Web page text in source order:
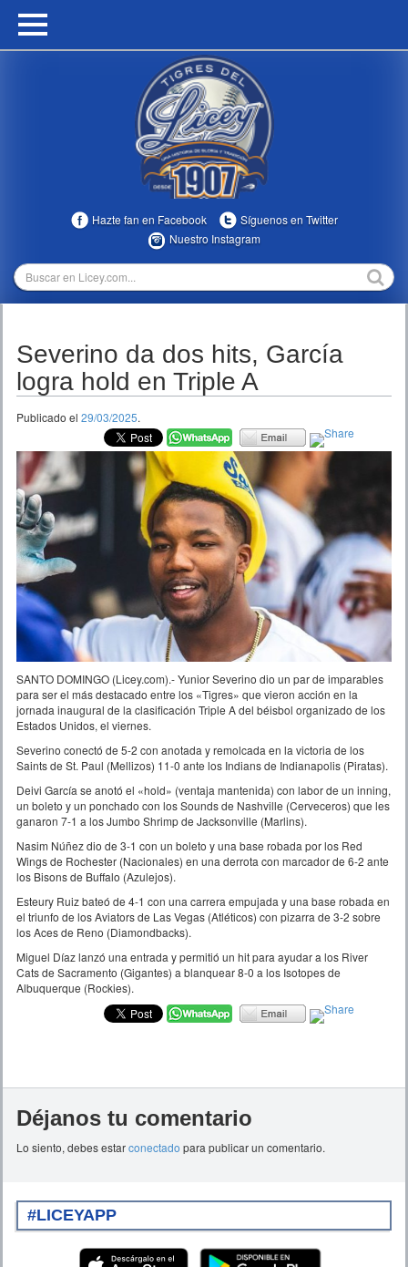
HOME
MULTIMEDIA
TEMPORADAS
Hazte fan en Facebook
Síguenos en Twitter
Nuestro Instagram
Severino da dos hits, García
logra hold en Triple A
Publicado el 29/03/2025.
SANTO DOMINGO (Licey.com).- Yunior Severino dio un par de imparables
para ser el más destacado entre los «Tigres» que vieron acción en la
jornada inaugural de la clasificación Triple A del béisbol organizado de los
Estados Unidos, el viernes.
Severino conectó de 5-2 con anotada y remolcada en la victoria de los
Saints de St. Paul (Mellizos) 11-0 ante los Indians de Indianapolis (Piratas).
Deivi García se anotó el «hold» (ventaja mantenida) con labor de un inning,
un boleto y un ponchado con los Sounds de Nashville (Cerveceros) que les
ganaron 7-1 a los Jumbo Shrimp de Jacksonville (Marlins).
Nasim Núñez dio de 3-1 con un boleto y una base robada por los Red
Wings de Rochester (Nacionales) en una derrota con marcador de 6-2 ante
los Bisons de Buffalo (Azulejos).
Esteury Ruiz bateó de 4-1 con una carrera empujada y una base robada en
el triunfo de los Aviators de Las Vegas (Atléticos) con pizarra de 3-2 sobre
los Aces de Reno (Diamondbacks).
Miguel Díaz lanzó una entrada y permitió un hit para ayudar a los River
Cats de Sacramento (Gigantes) a blanquear 8-0 a los Isotopes de
Albuquerque (Rockies).
Déjanos tu comentario
Lo siento, debes estarconectado para publicar un comentario.
#LICEYAPP